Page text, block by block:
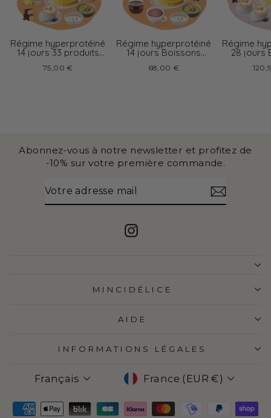
Régime hyperprotéiné
14 jours 33 produits
75,00 €
Régime hyperprotéiné
14 jours Boissons
68,00 €
Régime
28 jours
Abonnez-vous à notre newsletter et profitez de
-10% sur votre première commande.
ADRESSE
Instagram
MINCIDÉLICE
AIDE
INFORMATIONS LÉGALES
LANGUE
Français DEVISE
France (EUR €)